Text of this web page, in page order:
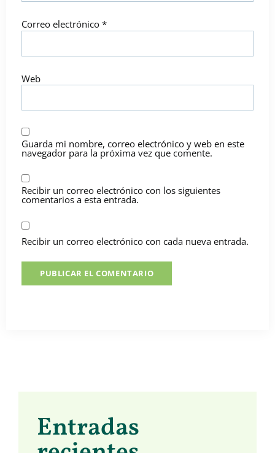
Correo electrónico *
Web
Guarda mi nombre, correo electrónico y web en este
navegador para la próxima vez que comente.
Recibir un correo electrónico con los siguientes
comentarios a esta entrada.
Recibir un correo electrónico con cada nueva entrada.
Entradas